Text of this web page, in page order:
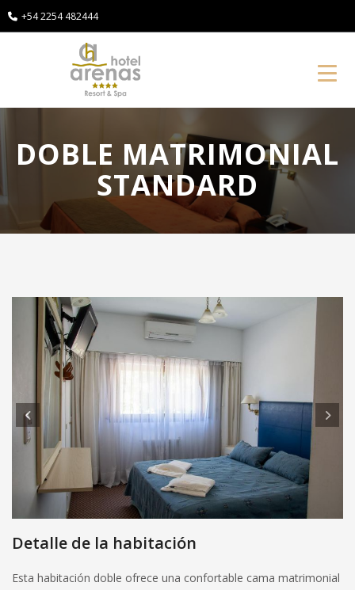
+54 2254 482444
DOBLE MATRIMONIAL
STANDARD
Anterior
Detalle de la habitación
Esta habitación doble ofrece una confortable cama matrimonial